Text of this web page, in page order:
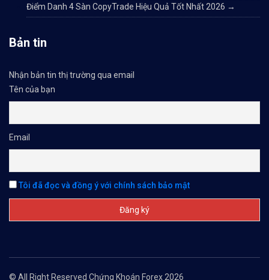
Điểm Danh 4 Sàn CopyTrade Hiệu Quả Tốt Nhất 2026 →
Bản tin
Nhận bản tin thị trường qua email
Tên của bạn
Email
Tôi đã đọc và đồng ý với chính sách bảo mật
© All Right Reserved Chứng Khoán Forex 2026